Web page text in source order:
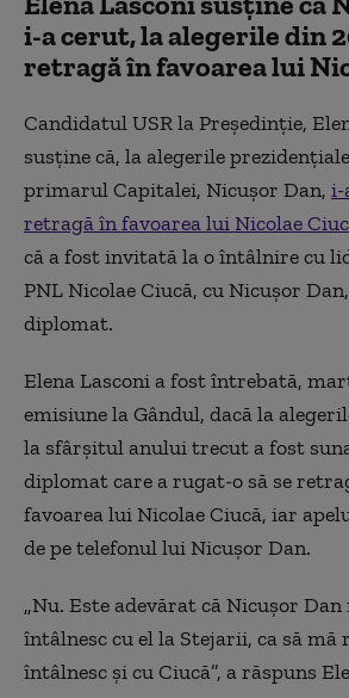
i-a cerut, la alegerile din
retragă în favoarea lui
Candidatul USR la Preşedinţie,
susţine că, la alegerile
primarul Capitalei, Nicuşor Dan, i-
retragă în favoarea lui Nicolae
că a fost invitată la o întâlnire cu
PNL Nicolae Ciucă, cu Nicuşor
diplomat.
Elena Lasconi a fost întrebată,
emisiune la Gândul, dacă la
la sfârşitul anului trecut a fost
diplomat care a rugat-o să se
favoarea lui Nicolae Ciucă, iar
de pe telefonul lui Nicuşor Dan.
„Nu. Este adevărat că Nicuşor
întâlnesc cu el la Stejarii, ca să mă
întâlnesc şi cu Ciucă”, a răspuns